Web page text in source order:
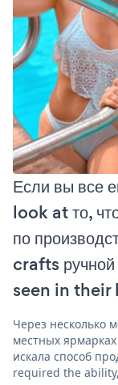
Если вы все
look at то,
по
crafts
seen in their
Через несколько
местных
искала способ
required the